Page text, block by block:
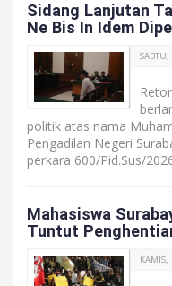
Sidang Lanjutan
Ne Bis In Idem
politik atas nama
Pengadilan Negeri
perkara 600/Pid.Sus/
Mahasiswa
Tuntut